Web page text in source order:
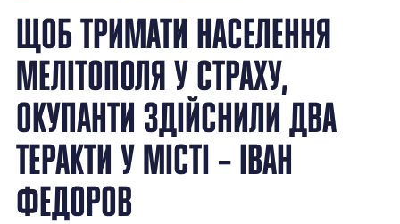
ЩОБ ТРИМАТИ НАСЕЛЕННЯ
МЕЛІТОПОЛЯ У СТРАХУ,
ОКУПАНТИ ЗДІЙСНИЛИ ДВА
ТЕРАКТИ У МІСТІ – ІВАН
ФЕДОРОВ